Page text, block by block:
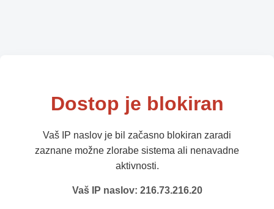
Dostop je blokiran
Vaš IP naslov je bil začasno blokiran zaradi
zaznane možne zlorabe sistema ali nenavadne
aktivnosti.
Vaš IP naslov: 216.73.216.20